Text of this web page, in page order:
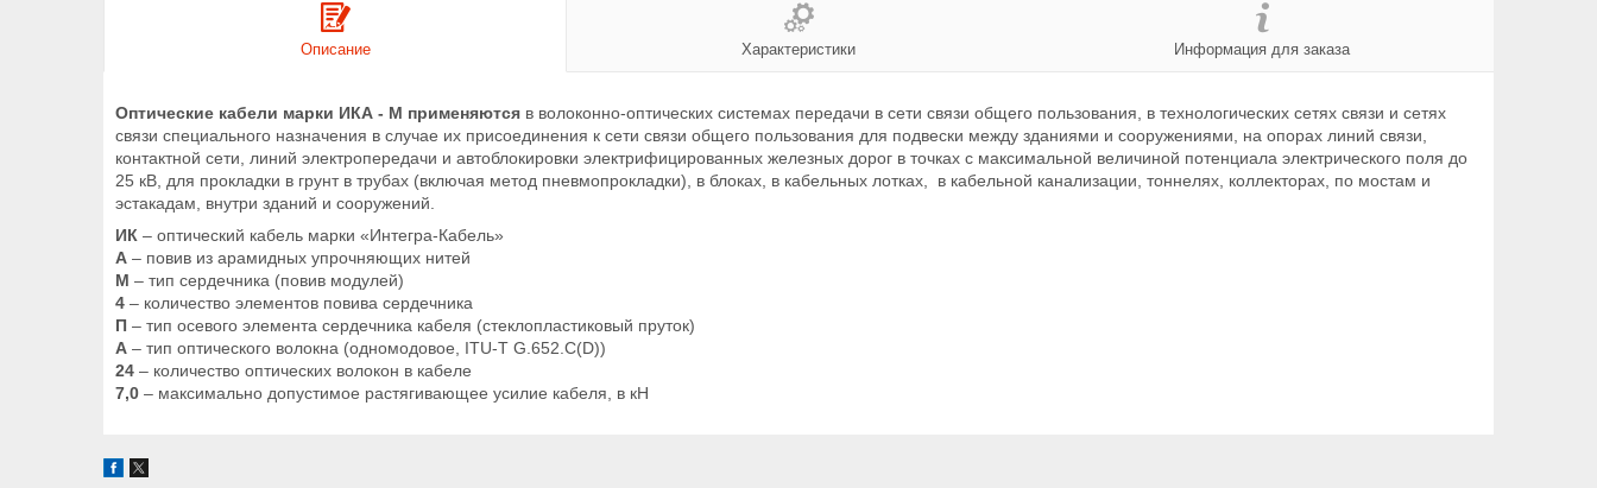
Описание Характеристики Информация для заказа
Оптические кабели марки ИКА - М применяются в волоконно-оптических системах передачи в сети связи общего пользования, в технологических сетях связи и сетях
связи специального назначения в случае их присоединения к сети связи общего пользования для подвески между зданиями и сооружениями, на опорах линий связи,
контактной сети, линий электропередачи и автоблокировки электрифицированных железных дорог в точках с максимальной величиной потенциала электрического поля до
25 кВ, для прокладки в грунт в трубах (включая метод пневмопрокладки), в блоках, в кабельных лотках, в кабельной канализации, тоннелях, коллекторах, по мостам и
эстакадам, внутри зданий и сооружений.
ИК – оптический кабель марки «Интегра-Кабель»
А – повив из арамидных упрочняющих нитей
М – тип сердечника (повив модулей)
4 – количество элементов повива сердечника
П – тип осевого элемента сердечника кабеля (стеклопластиковый пруток)
А – тип оптического волокна (одномодовое, ITU-T G.652.С(D))
24 – количество оптических волокон в кабеле
7,0 – максимально допустимое растягивающее усилие кабеля, в кН